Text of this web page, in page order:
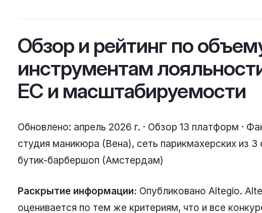
Обзор и рейтинг по
инструментам
ЕС и масштабируемости
Обновлено: апрель 2026 г. · Обзор 13 платформ ·
студия маникюра (Вена), сеть парикмахерских из
бутик-барбершоп (Амстердам)
Раскрытие информации: Опубликовано Altegio.
оценивается по тем же критериям, что и все